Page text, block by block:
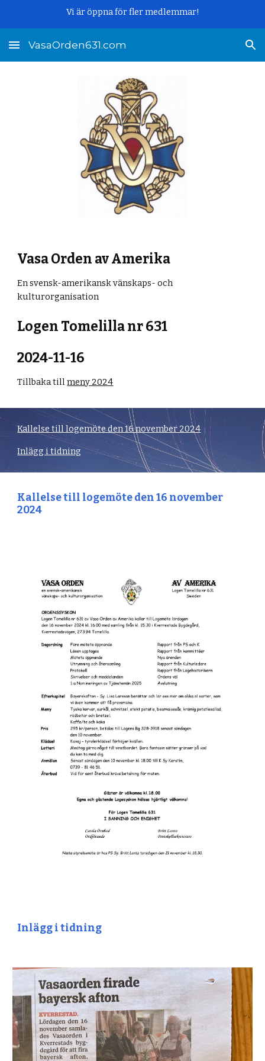
Vi är öppna för fler medlemmar!
VasaOrden631.com
Vasa Orden av Amerika
En svensk-amerikansk vänskaps- och
kulturorganisation
Logen Tomelilla nr 631
2024-11-16
Tillbaka tillmeny 2024
Kallelse till logemöte den 16 november 2024
Inlägg i tidning
Kallelse till logemöte den 16 november
2024
Inlägg i tidning